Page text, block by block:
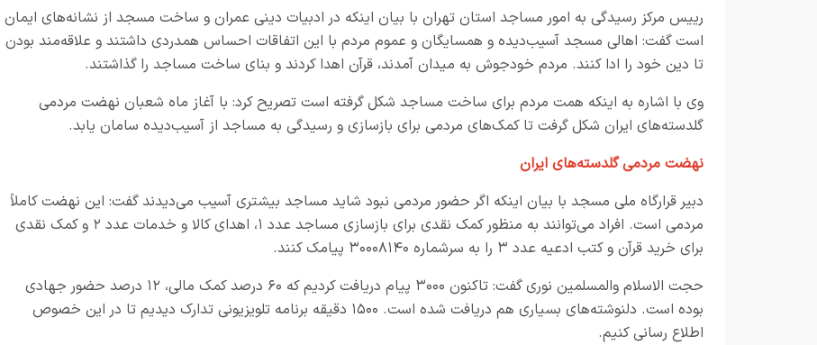
رییس مرکز رسیدگی به امور مساجد استان تهران با بیان اینکه در ادبیات دینی عمران و ساخت مسجد از نشانه‌های ایمان
است گفت: اهالی مسجد آسیب‌دیده و همسایگان و عموم مردم با این اتفاقات احساس همدردی داشتند و علاقه‌مند بودن
تا دین خود را ادا کنند. مردم خودجوش به میدان آمدند، قرآن اهدا کردند و بنای ساخت مساجد را گذاشتند.
وی با اشاره به اینکه همت مردم برای ساخت مساجد شکل گرفته است تصریح کرد: با آغاز ماه شعبان نهضت مردمی
گلدسته‌های ایران شکل گرفت تا کمک‌های مردمی برای بازسازی و رسیدگی به مساجد از آسیب‌دیده سامان یابد.
نهضت مردمی گلدسته‌های ایران
دبیر قرارگاه ملی مسجد با بیان اینکه اگر حضور مردمی نبود شاید مساجد بیشتری آسیب می‌دیدند گفت: این نهضت کاملاً
مردمی است. افراد می‌توانند به منظور کمک‌ نقدی برای بازسازی مساجد عدد ۱، اهدای کالا و خدمات عدد ۲ و کمک نقدی
برای خرید قرآن و کتب ادعیه عدد ۳ را به سرشماره ۳۰۰۰۸۱۴۰ پیامک کنند.
حجت الاسلام والمسلمین نوری گفت: تاکنون ۳۰۰۰ پیام دریافت کردیم که ۶۰ درصد کمک مالی، ۱۲ درصد حضور جهادی
بوده است. دلنوشته‌های بسیاری هم دریافت شده است. ۱۵۰۰ دقیقه برنامه تلویزیونی تدارک دیدیم تا در این خصوص
اطلاع رسانی کنیم.